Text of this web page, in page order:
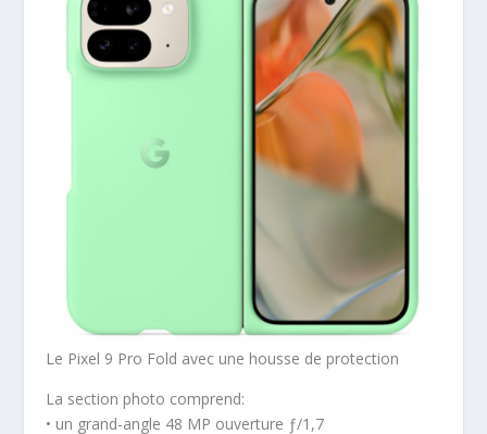
Le Pixel 9 Pro Fold avec une housse de protection
La section photo comprend:
• un grand-angle 48 MP ouverture ƒ/1,7